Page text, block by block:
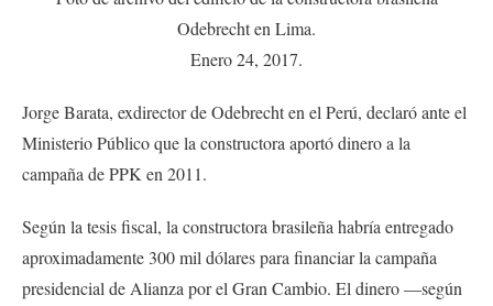
Odebrecht en Lima.
Enero 24, 2017.
Jorge Barata, exdirector de Odebrecht en el Perú, declaró ante el
Ministerio Público que la constructora aportó dinero a la
campaña de PPK en 2011.
Según la tesis fiscal, la constructora brasileña habría entregado
aproximadamente 300 mil dólares para financiar la campaña
presidencial de Alianza por el Gran Cambio. El dinero —según